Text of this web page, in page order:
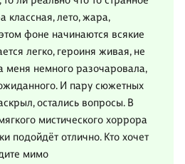
классная, лето, жара,
фоне начинаются всякие
легко, героиня живая, не
меня немного разочаровала,
И пару сюжетных
остались вопросы. В
мистического хоррора
подойдёт отлично. Кто хочет
мимо